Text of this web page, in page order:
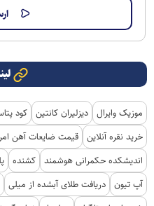
موزیک وایرال دیزلیران کانتین کود
خرید نقره آنلاین قیمت ضایعات آهن
اندیشکده حکمرانی هوشمند کشنده
آپ تیون دریافت طلای آبشده از میلی